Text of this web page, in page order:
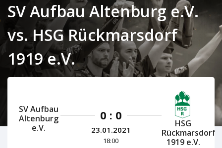
SV Aufbau Altenburg e.V.
vs. HSG Rückmarsdorf
1919 e.V.
SV Aufbau
Altenburg
e.V.
0 : 0
23.01.2021
18:00
HSG
Rückmarsdorf
1919 e.V.